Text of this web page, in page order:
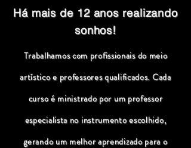
Há mais de 12 anos realizando
sonhos!
Trabalhamos com profissionais do meio
artístico e professores qualificados. Cada
curso é ministrado por um professor
especialista no instrumento escolhido,
gerando um melhor aprendizado para o